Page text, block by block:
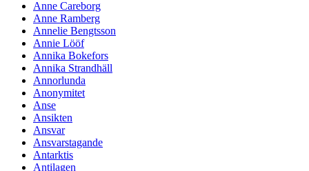
Anne Careborg
Anne Ramberg
Annelie Bengtsson
Annie Lööf
Annika Bokefors
Annika Strandhäll
Annorlunda
Anonymitet
Anse
Ansikten
Ansvar
Ansvarstagande
Antarktis
Antilagen